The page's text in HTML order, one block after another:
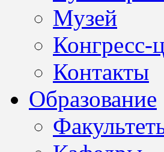
Музей
Конгресс-
Контакты
Образование